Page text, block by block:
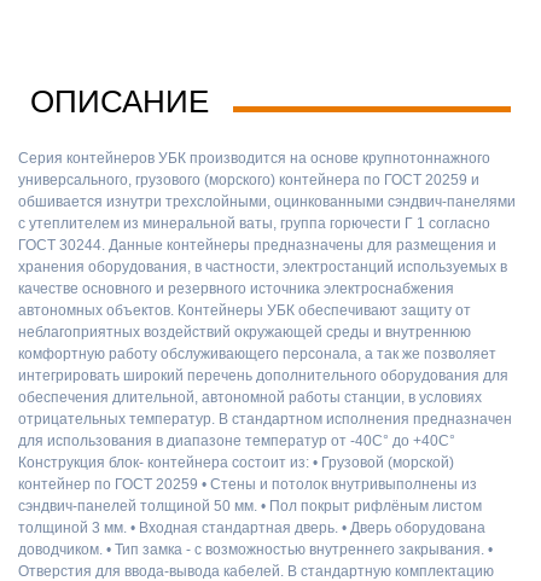
ОПИСАНИЕ
Серия контейнеров УБК производится на основе крупнотоннажного
универсального, грузового (морского) контейнера по ГОСТ 20259 и
обшивается изнутри трехслойными, оцинкованными сэндвич-панелями
с утеплителем из минеральной ваты, группа горючести Г 1 согласно
ГОСТ 30244. Данные контейнеры предназначены для размещения и
хранения оборудования, в частности, электростанций используемых в
качестве основного и резервного источника электроснабжения
автономных объектов. Контейнеры УБК обеспечивают защиту от
неблагоприятных воздействий окружающей среды и внутреннюю
комфортную работу обслуживающего персонала, а так же позволяет
интегрировать широкий перечень дополнительного оборудования для
обеспечения длительной, автономной работы станции, в условиях
отрицательных температур. В стандартном исполнения предназначен
для использования в диапазоне температур от -40С° до +40С°
Конструкция блок- контейнера состоит из: • Грузовой (морской)
контейнер по ГОСТ 20259 • Стены и потолок внутривыполнены из
сэндвич-панелей толщиной 50 мм. • Пол покрыт рифлёным листом
толщиной 3 мм. • Входная стандартная дверь. • Дверь оборудована
доводчиком. • Тип замка - с возможностью внутреннего закрывания. •
Отверстия для ввода-вывода кабелей. В стандартную комплектацию